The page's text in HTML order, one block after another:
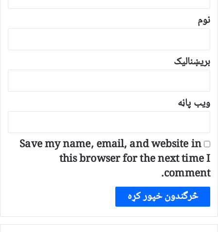
*
نوم
بریښنالیک
ویب پاڼه
Save my name, email, and website in
this browser for the next time I
comment.